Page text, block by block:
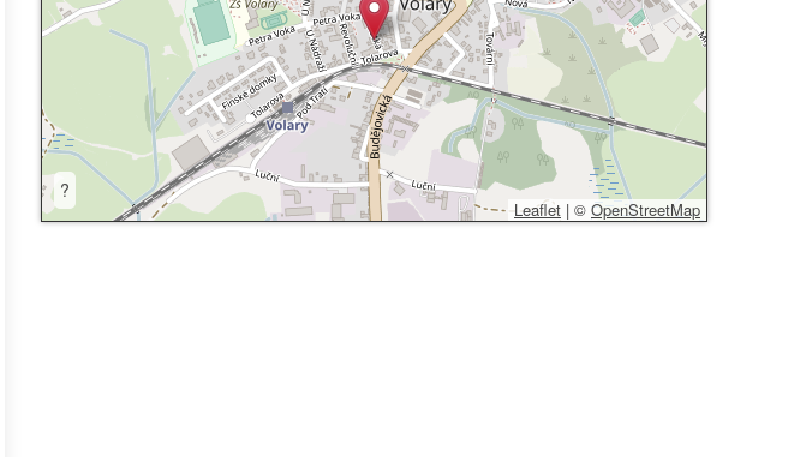
?
Leaflet | © OpenStreetMap